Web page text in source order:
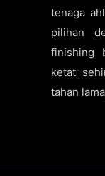
tenaga
pilihan
finishing
ketat
tahan